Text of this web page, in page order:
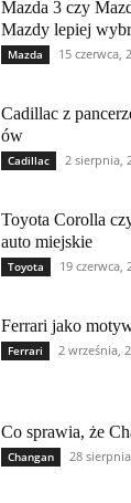
Mazda 3 czy
Mazdy lepiej
Mazda 15 czerwca,
Cadillac z
ów
Cadillac 2 sierpnia,
Toyota Corolla
auto miejskie
Toyota 19 czerwca,
Ferrari jako
Ferrari 2 września,
Co sprawia, że
Changan 28